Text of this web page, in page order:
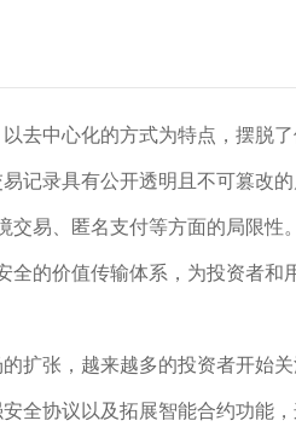
去中心化的方式为特点，摆脱
记录具有公开透明且不可篡改
易、匿名支付等方面的局限性
的价值传输体系，为投资者和
扩张，越来越多的投资者开始
全协议以及拓展智能合约功能